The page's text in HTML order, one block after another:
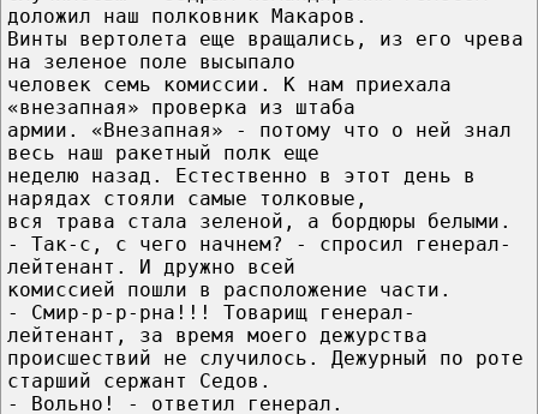
доложил наш полковник Макаров.
Винты вертолета еще вращались, из его чрева
на зеленое поле высыпало
человек семь комиссии. К нам приехала
«внезапная» проверка из штаба
армии. «Внезапная» - потому что о ней знал
весь наш ракетный полк еще
неделю назад. Естественно в этот день в
нарядах стояли самые толковые,
вся трава стала зеленой, а бордюры белыми.
- Так-с, с чего начнем? - спросил генерал-
лейтенант. И дружно всей
комиссией пошли в расположение части.
- Смир-р-р-рна!!! Товарищ генерал-
лейтенант, за время моего дежурства
происшествий не случилось. Дежурный по роте
старший сержант Седов.
- Вольно! - ответил генерал.